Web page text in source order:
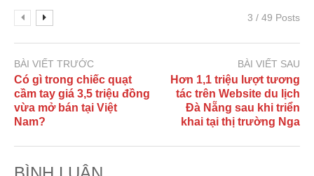
3 / 49 Posts
BÀI VIẾT TRƯỚC
Có gì trong chiếc quạt
cầm tay giá 3,5 triệu đồng
vừa mở bán tại Việt
Nam?
BÀI VIẾT SAU
Hơn 1,1 triệu lượt tương
tác trên Website du lịch
Đà Nẵng sau khi triển
khai tại thị trường Nga